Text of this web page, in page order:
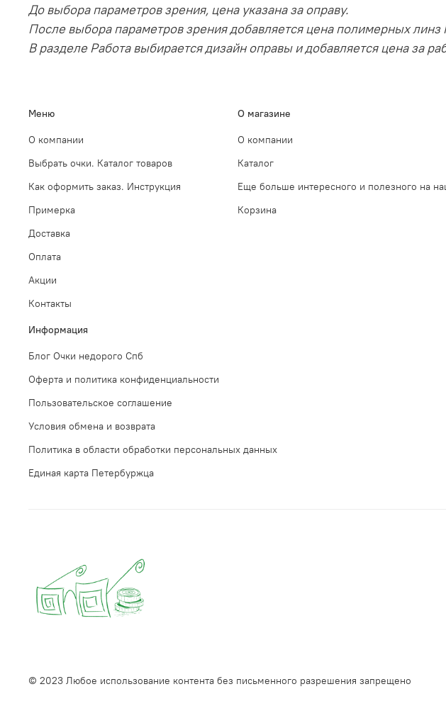
До выбора параметров зрения, цена указана за оправу.
После выбора параметров зрения добавляется цена полимерных линз
В разделе Работа выбирается дизайн оправы и добавляется цена за
Меню
О компании
Выбрать очки. Каталог товаров
Как оформить заказ. Инструкция
Примерка
Доставка
Оплата
Акции
Контакты
О магазине
О компании
Каталог
Еще больше интересного и полезного на
Корзина
Информация
Блог Очки недорого Спб
Оферта и политика конфиденциальности
Пользовательское соглашение
Условия обмена и возврата
Политика в области обработки персональных данных
Единая карта Петербуржца
© 2023 Любое использование контента без письменного разрешения запрещено